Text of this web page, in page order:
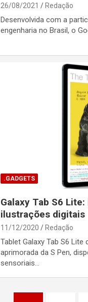
26/08/2021 Redação
Desenvolvida com a
engenharia no Brasil, o
.GADGETS
Galaxy Tab S6
ilustrações digitais
11/12/2020 Redação
Tablet Galaxy Tab S6
aprimorada da S Pen,
sensoriais…